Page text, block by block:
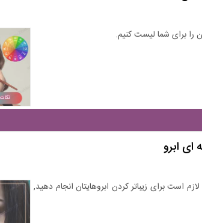
را برای شما لیست کنیم.
ابرو
است برای زیباتر کردن ابروهایتان انجام دهید,